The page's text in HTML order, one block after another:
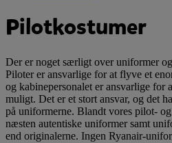
Pilotkostumer
Der er noget særligt over uniformer
Piloter er ansvarlige for at flyve et
og kabinepersonalet er ansvarlige for
muligt. Det er et stort ansvar, og det
på uniformerne. Blandt vores pilot-
næsten autentiske uniformer samt
end originalerne. Ingen Ryanair-